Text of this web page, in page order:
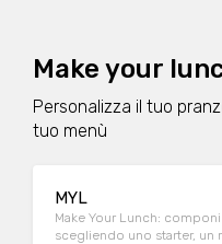
Make your
Personalizza il tuo
tuo menù
MYL
Make Your Lunch:
scegliendo uno starter, un